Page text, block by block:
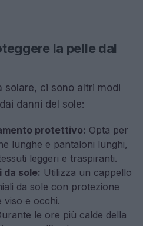
la pelle dal
solare, ci sono altri modi
danni del sole:
protettivo: Opta per
lunghe e pantaloni lunghi,
leggeri e traspiranti.
da sole: Utilizza un cappello
da sole con protezione
viso e occhi.
le ore più calde della